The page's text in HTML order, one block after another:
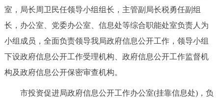
决策公开 专题公开
政务服务
个人服务 法人服务
便民服务 利企服务 投资项目
室，局长周卫民任领导小组组长，主管副局长税勇任副组
长，办公室、党委办公室、信息处等综合职能处室负责人为
小组成员，全面负责领导我局政府信息公开工作，领导小组
下设政府信息公开工作受理机构、政府信息公开工作监督机
构及政府信息公开保密审查机构。
市投资促进局政府信息公开工作办公室(挂靠信息处)，负